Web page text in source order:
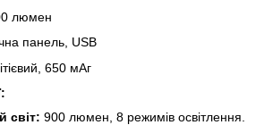
люмен
панель, USB
650 мАг
світ: 900 люмен, 8 режимів освітлення.